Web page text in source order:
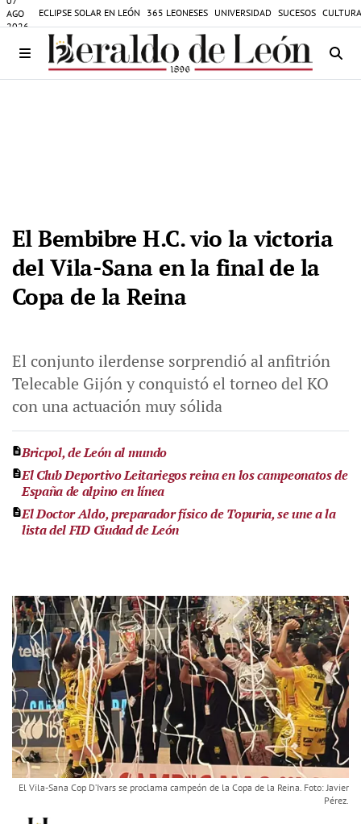
AGO
2026
ECLIPSE SOLAR EN LEÓN 365 LEONESES UNIVERSIDAD SUCESOS
El Bembibre H.C. vio la victoria
del Vila-Sana en la final de la
Copa de la Reina
El conjunto ilerdense sorprendió al anfitrión
Telecable Gijón y conquistó el torneo del KO
con una actuación muy sólida
Bricpol, de León al mundo
El Club Deportivo Leitariegos reina en los campeonatos de
España de alpino en línea
El Doctor Aldo, preparador físico de Topuria, se une a la
lista del FID Ciudad de León
El Vila-Sana Cop D’Ivars se proclama campeón de la Copa de la Reina. Foto: Javier
Pérez.